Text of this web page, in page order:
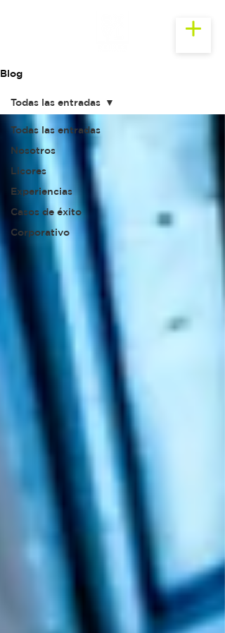
Blog
Todas las entradas
Nosotros
Licores
Experiencias
Casos de éxito
Corporativo
Todas las entradas